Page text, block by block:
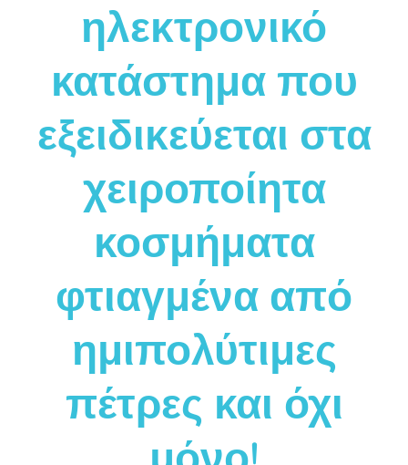
ηλεκτρονικό
κατάστημα που
εξειδικεύεται στα
χειροποίητα
κοσμήματα
φτιαγμένα από
ημιπολύτιμες
πέτρες και όχι